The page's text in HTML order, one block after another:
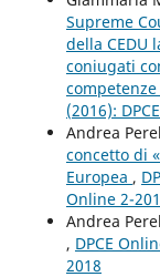
Supreme
della CEDU
coniugati
(2016):
Andrea
concetto di
Europea ,
Online 2-
Andrea
, DPCE
2018